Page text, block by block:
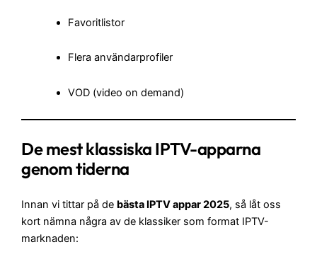
Favoritlistor
Flera användarprofiler
VOD (video on demand)
De mest klassiska IPTV-apparna
genom tiderna
Innan vi tittar på de bästa IPTV appar 2025, så låt oss
kort nämna några av de klassiker som format IPTV-
marknaden: